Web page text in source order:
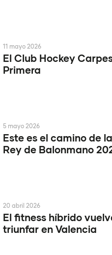
El Club Hockey
Primera
11 mayo 2026
Este es el camino de
Rey de Balonmano
5 mayo 2026
El fitness híbrido
triunfar en Valencia
20 abril 2026